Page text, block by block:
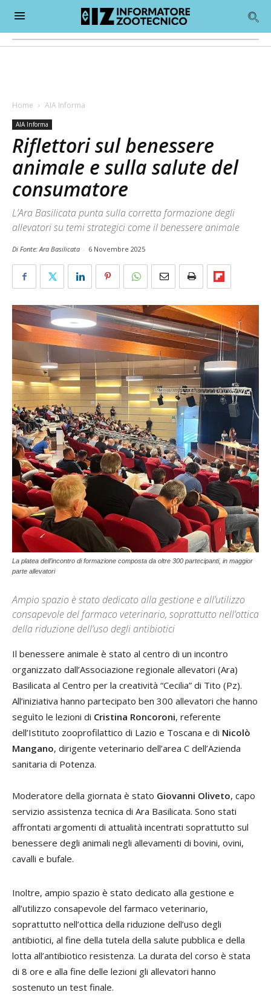
Home AIA Informa
AIA Informa
Riflettori sul benessere
animale e sulla salute del
consumatore
L’Ara Basilicata punta sulla corretta formazione degli
allevatori su temi strategici come il benessere animale
Di Fonte: Ara Basilicata - 6 Novembre 2025
La platea dell’incontro di formazione composta da oltre 300 partecipanti, in maggior
parte allevatori
Ampio spazio è stato dedicato alla gestione e all’utilizzo
consapevole del farmaco veterinario, soprattutto nell’ottica
della riduzione dell’uso degli antibiotici
Il benessere animale è stato al centro di un incontro
organizzato dall’Associazione regionale allevatori (Ara)
Basilicata al Centro per la creatività “Cecilia” di Tito (Pz).
All’iniziativa hanno partecipato ben 300 allevatori che hanno
seguìto le lezioni di Cristina Roncoroni, referente
dell’Istituto zooprofilattico di Lazio e Toscana e di Nicolò
Mangano, dirigente veterinario dell’area C dell’Azienda
sanitaria di Potenza.
Moderatore della giornata è stato Giovanni Oliveto, capo
servizio assistenza tecnica di Ara Basilicata. Sono stati
affrontati argomenti di attualità incentrati soprattutto sul
benessere degli animali negli allevamenti di bovini, ovini,
cavalli e bufale.
Inoltre, ampio spazio è stato dedicato alla gestione e
all’utilizzo consapevole del farmaco veterinario,
soprattutto nell’ottica della riduzione dell’uso degli
antibiotici, al fine della tutela della salute pubblica e della
lotta all’antibiotico resistenza. La durata del corso è stata
di 8 ore e alla fine delle lezioni gli allevatori hanno
sostenuto un test finale.